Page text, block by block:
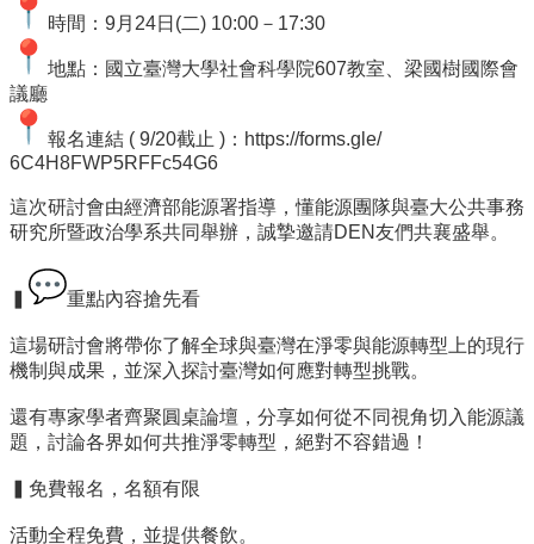
論
文
口
試
專
區
招
生
區
術
研
聯
資
時間：9月24日(二) 10:00－17:30
地點：國立臺灣大學社會科學院607教室、梁國樹國際會
議廳
報名連結 ( 9/20截止 )： https://forms.gle/
6C4H8FWP5RFFc54G6
這次研討會由經濟部能源署指導，懂能源團隊與臺大公共事務
研究所暨政治學系共同舉辦， 誠摯邀請DEN友們共襄盛舉。
重點內容搶先看
這場研討會將帶你了解全球與臺灣在淨零與能源轉型上的現行
機制與成果，並深入探討臺灣如何應對轉型挑戰。
還有專家學者齊聚圓桌論壇，分享如何從不同視角切入能源議
題， 討論各界如何共推淨零轉型，絕對不容錯過！
▍免費報名，名額有限
活動全程免費，並提供餐飲。